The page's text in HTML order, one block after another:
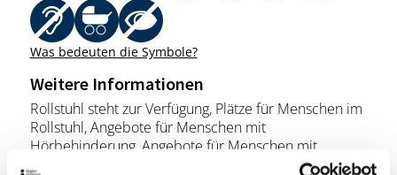
Was bedeuten die Symbole?
Weitere Informationen
Rollstuhl steht zur Verfügung, Plätze für Menschen im
Rollstuhl, Angebote für Menschen mit
Hörbehinderung, Angebote für Menschen mit
Sehbehinderung, Blindenführhund erlaubt